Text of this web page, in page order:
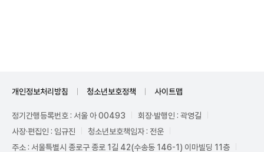
개인정보처리방침 청소년보호정책 사이트맵
정기간행등록번호 : 서울 아 00493
회장·발행인 : 곽영길
사장·편집인 : 임규진
청소년보호책임자 : 전운
주소 : 서울특별시 종로구 종로 1길 42(수송동 146-1) 이마빌딩 11층